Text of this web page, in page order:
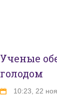
Ученые
голодом
10:23, 22